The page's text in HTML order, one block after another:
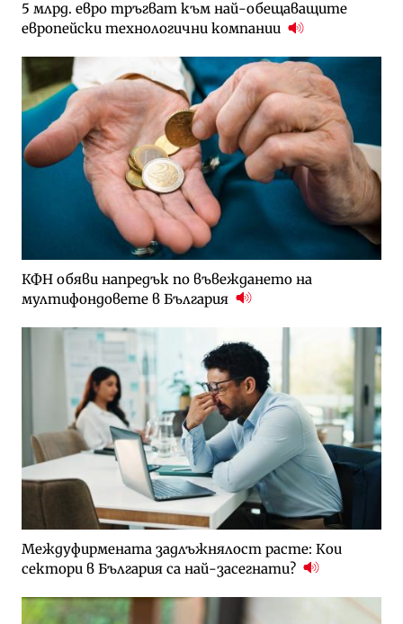
5 млрд. евро тръгват към най-обещаващите
европейски технологични компании
КФН обяви напредък по въвеждането на
мултифондовете в България
Междуфирмената задлъжнялост расте: Кои
сектори в България са най-засегнати?